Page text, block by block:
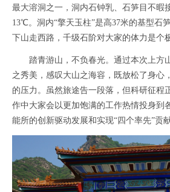
最大溶洞之一，洞内石钟乳、石笋目不暇
13℃。洞内“擎天玉柱”是高37米的基型石
下山走西路，千级石阶对大家的体力是个
踏青游山，不负春光。通过本次上方山
之秀美，感叹大山之海容，既放松了身心
的压力。虽然旅途告一段落，但科研征程
作中大家会以更加饱满的工作热情投身到
能所的创新驱动发展和实现“四个率先”贡